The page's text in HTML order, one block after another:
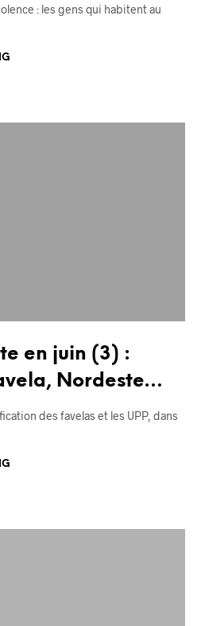
: les gens qui habitent au
en juin (3) :
Nordeste…
des favelas et les UPP, dans